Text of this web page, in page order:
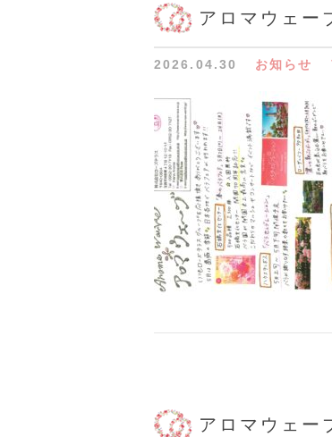
アロマウェー
2026.04.30 お知らせ
アロマウェー